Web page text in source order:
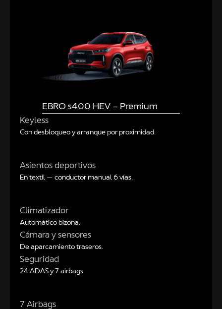
EBRO s400 HEV – Premium
Keyless
Con desbloqueo y arranque por proximidad.
Asientos deportivos
En textil — conductor manual 6 vías.
Climatizador
Automático bizona.
Cámara y sensores
De aparcamiento traseros.
Seguridad
24 ADAS y 7 airbags
7 Airbags